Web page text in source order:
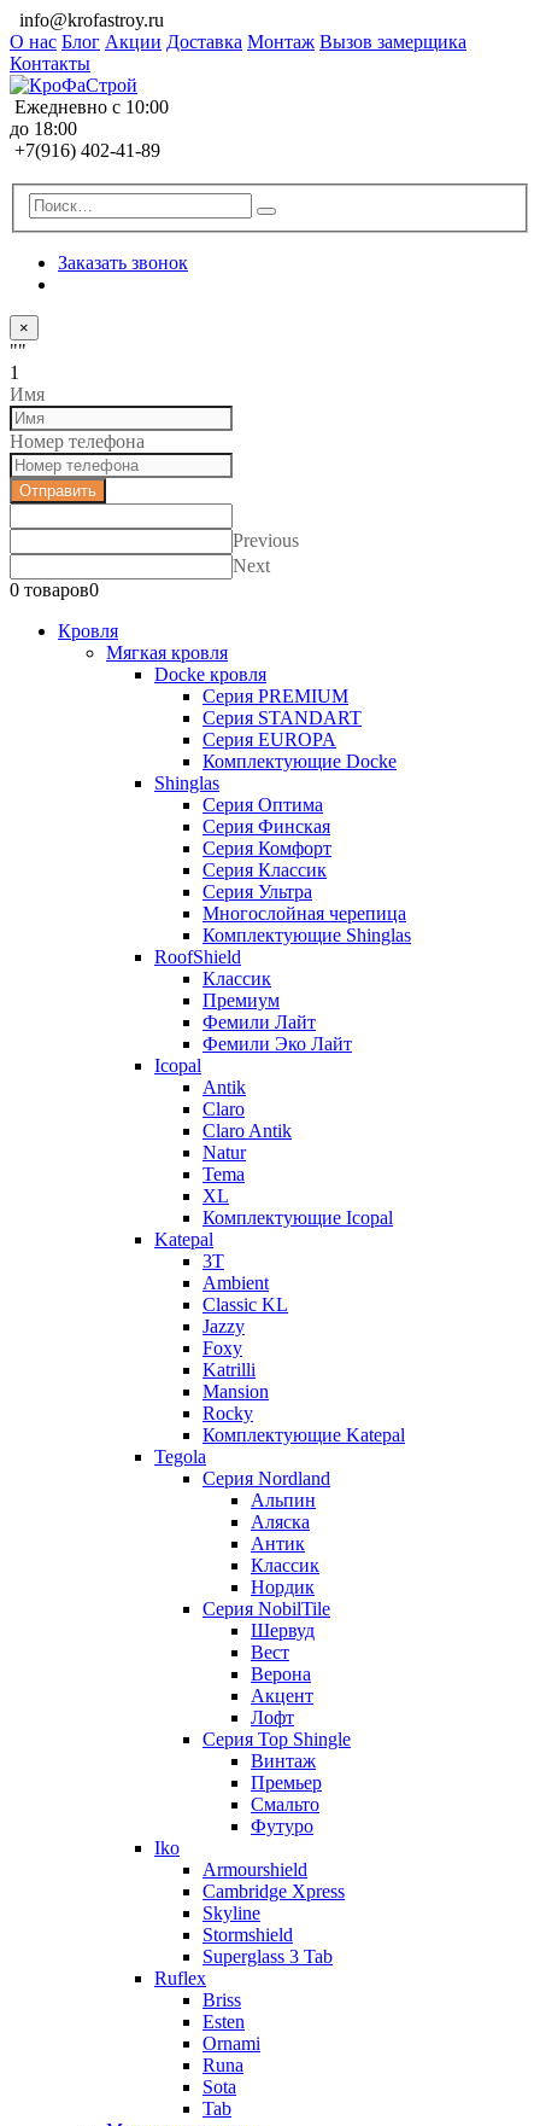
info@krofastroy.ru
О нас Блог Акции Доставка Монтаж Вызов замерщика
Контакты
Ежедневно с 10:00
до 18:00
+7(916) 402-41-89
Заказать звонок
×
""
1
Имя
Номер телефона
Отправить
Previous
Next
0 товаров0
Кровля
Мягкая кровля
Docke кровля
Серия PREMIUM
Серия STANDART
Серия EUROPA
Комплектующие Docke
Shinglas
Серия Оптима
Серия Финская
Серия Комфорт
Серия Классик
Серия Ультра
Многослойная черепица
Комплектующие Shinglas
RoofShield
Классик
Премиум
Фемили Лайт
Фемили Эко Лайт
Icopal
Antik
Claro
Claro Antik
Natur
Tema
XL
Комплектующие Icopal
Katepal
3T
Ambient
Classic KL
Jazzy
Foxy
Katrilli
Mansion
Rocky
Комплектующие Katepal
Tegola
Серия Nordland
Альпин
Аляска
Антик
Классик
Нордик
Серия NobilTile
Шервуд
Вест
Верона
Акцент
Лофт
Серия Top Shingle
Винтаж
Премьер
Смальто
Футуро
Iko
Armourshield
Cambridge Xpress
Skyline
Stormshield
Superglass 3 Tab
Ruflex
Briss
Esten
Ornami
Runa
Sota
Tab